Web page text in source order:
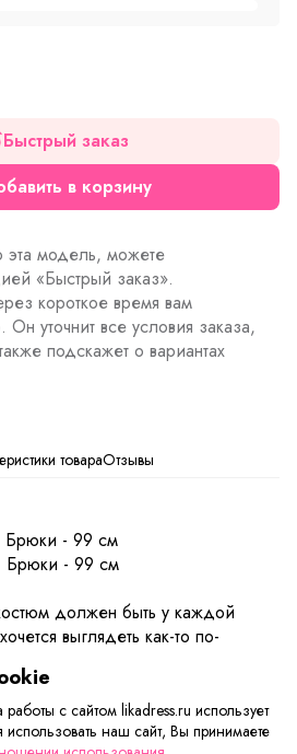
Быстрый заказ
в корзину
эта модель, можете
«Быстрый заказ».
короткое время вам
уточнит все условия заказа,
подскажет о вариантах
товараОтзывы
- 99 см
- 99 см
должен быть у каждой
выглядеть как-то по-
Комплект состоит из
бретелях и хлопковых
кроя, достаточно
с сайтом likadress.ru использует
наш сайт, Вы принимаете